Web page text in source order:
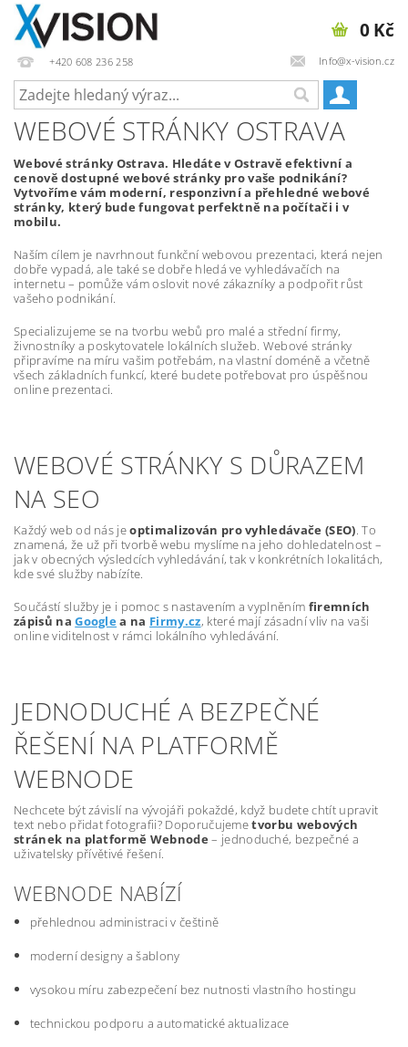
+420 608 236 258 Info@x-vision.cz
0 Kč
WEBOVÉ STRÁNKY OSTRAVA
Webové stránky Ostrava. Hledáte v Ostravě efektivní a
cenově dostupné webové stránky pro vaše podnikání?
Vytvoříme vám moderní, responzivní a přehledné webové
stránky, který bude fungovat perfektně na počítači i v
mobilu.
Naším cílem je navrhnout funkční webovou prezentaci, která nejen
dobře vypadá, ale také se dobře hledá ve vyhledávačích na
internetu – pomůže vám oslovit nové zákazníky a podpořit růst
vašeho podnikání.
Specializujeme se na tvorbu webů pro malé a střední firmy,
živnostníky a poskytovatele lokálních služeb. Webové stránky
připravíme na míru vašim potřebám, na vlastní doméně a včetně
všech základních funkcí, které budete potřebovat pro úspěšnou
online prezentaci.
WEBOVÉ STRÁNKY S DŮRAZEM
NA SEO
Každý web od nás jeoptimalizován pro vyhledávače (SEO). To
znamená, že už při tvorbě webu myslíme na jeho dohledatelnost –
jak v obecných výsledcích vyhledávání, tak v konkrétních lokalitách,
kde své služby nabízíte.
Součástí služby je i pomoc s nastavením a vyplněním firemních
zápisů naGooglea na Firmy.cz, které mají zásadní vliv na vaši
online viditelnost v rámci lokálního vyhledávání.
JEDNODUCHÉ A BEZPEČNÉ
ŘEŠENÍ NA PLATFORMĚ
WEBNODE
Nechcete být závislí na vývojáři pokaždé, když budete chtít upravit
text nebo přidat fotografii? Doporučujemetvorbu webových
stránek na platformě Webnode – jednoduché, bezpečné a
uživatelsky přívětivé řešení.
WEBNODE NABÍZÍ
přehlednou administraci v češtině
moderní designy a šablony
vysokou míru zabezpečení bez nutnosti vlastního hostingu
technickou podporu a automatické aktualizace